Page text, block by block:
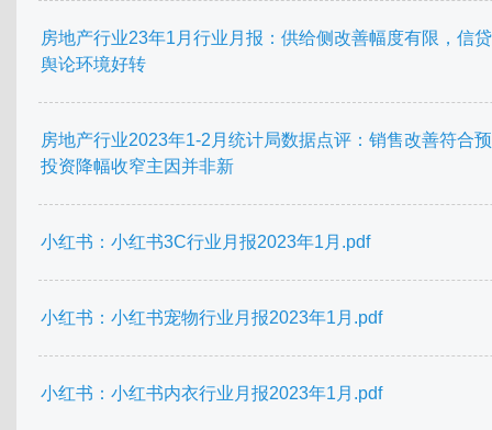
房地产行业23年1月行业月报：供给侧改善幅度有限，信
舆论环境好转
房地产行业2023年1-2月统计局数据点评：销售改善符合
投资降幅收窄主因并非新
小红书：小红书3C行业月报2023年1月.pdf
小红书：小红书宠物行业月报2023年1月.pdf
小红书：小红书内衣行业月报2023年1月.pdf